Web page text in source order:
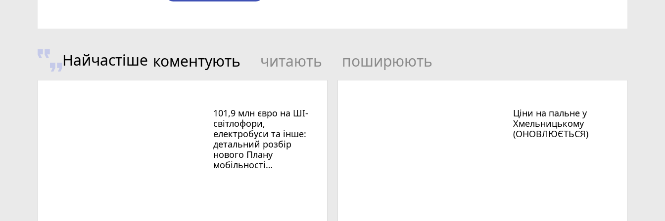
Найчастіше коментують читають поширюють
101,9 млн євро на ШІ-
світлофори,
електробуси та інше:
детальний розбір
нового Плану
мобільності
Ціни на пальне у
Хмельницькому
(ОНОВЛЮЄТЬСЯ)